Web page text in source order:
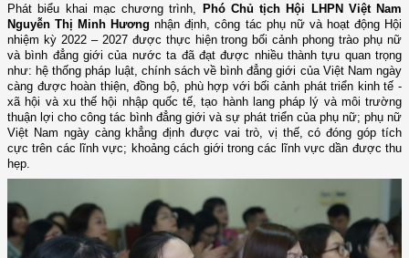
Phát biểu khai mạc chương trình, Phó Chủ tịch Hội LHPN Việt Nam
Nguyễn Thị Minh Hươngnhận định, công tác phụ nữ và hoạt động Hội
nhiệm kỳ 2022 – 2027 được thực hiện trong bối cảnh phong trào phụ nữ
và bình đẳng giới của nước ta đã đạt được nhiều thành tựu quan trọng
như: hệ thống pháp luật, chính sách về bình đẳng giới của Việt Nam ngày
càng được hoàn thiện, đồng bộ, phù hợp với bối cảnh phát triển kinh tế -
xã hội và xu thế hội nhập quốc tế, tạo hành lang pháp lý và môi trường
thuận lợi cho công tác bình đẳng giới và sự phát triển của phụ nữ; phụ nữ
Việt Nam ngày càng khẳng định được vai trò, vị thế, có đóng góp tích
cực trên các lĩnh vực; khoảng cách giới trong các lĩnh vực dần được thu
hẹp.